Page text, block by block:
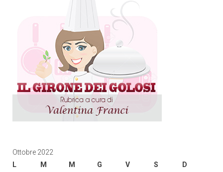
Ottobre 2022
L
M M G V S
D